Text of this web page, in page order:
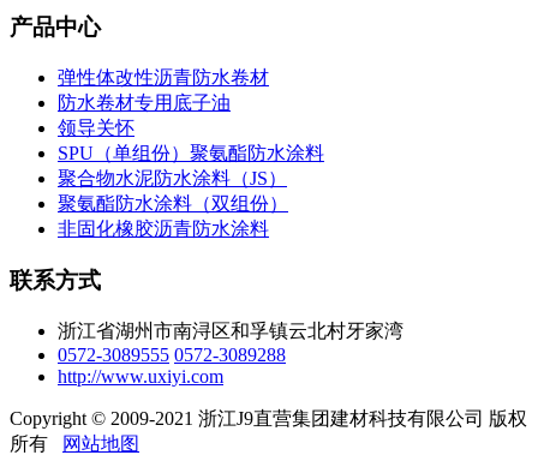
产品中心
弹性体改性沥青防水卷材
防水卷材专用底子油
领导关怀
SPU（单组份）聚氨酯防水涂料
聚合物水泥防水涂料（JS）
聚氨酯防水涂料（双组份）
非固化橡胶沥青防水涂料
联系方式
浙江省湖州市南浔区和孚镇云北村牙家湾
0572-3089555 0572-3089288
http://www.uxiyi.com
Copyright © 2009-2021 浙江J9直营集团建材科技有限公司 版权
所有
网站地图